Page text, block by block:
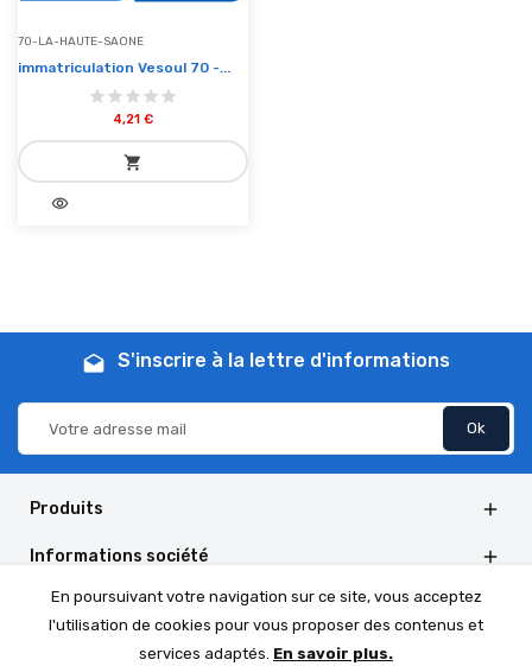
70-LA-HAUTE-SAONE
immatriculation Vesoul 70 -...
4,21 €
shopping_cart
add_shopping_cartvisibility
drafts S'inscrire à la lettre d'informations
Produits 
Informations société 
Informations de la boutique 
En poursuivant votre navigation sur ce site, vous acceptez
l'utilisation de cookies pour vous proposer des contenus et
services adaptés. En savoir plus.